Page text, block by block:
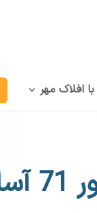
با افلاک مهر